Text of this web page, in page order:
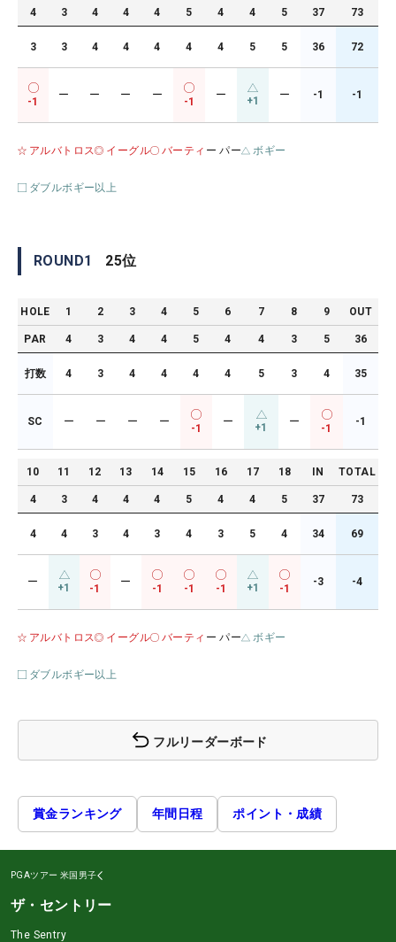
4 3 4 4 4 5 4 4 5 37 73
3 3 4 4 4 4 4 5 5 36 72
-1
ー ー ー ー
-1
ー +1 ー -1 -1
アルバトロス イーグル バーティ ー パー ボギー
ダブルボギー以上
ROUND1 25位
HOLE 1 2 3 4 5 6 7 8 9 OUT
PAR 4 3 4 4 5 4 4 3 5 36
打数 4 3 4 4 4 4 5 3 4 35
SC ー ー ー ー
-1
ー +1 ー
-1
-1
10 11 12 13 14 15 16 17 18 IN TOTAL
4 3 4 4 4 5 4 4 5 37 73
4 4 3 4 3 4 3 5 4 34 69
ー +1 -1
ー
-1 -1 -1 +1 -1
-3 -4
アルバトロス イーグル バーティ ー パー ボギー
ダブルボギー以上
フルリーダーボード
賞金ランキング 年間日程 ポイント・成績
PGAツアー 米国男子
ザ・セントリー
The Sentry